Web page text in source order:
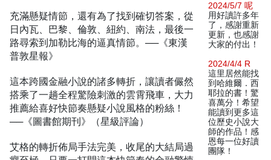
充滿懸疑情節，還有為了找到確切答案，從
日內瓦、巴黎、倫敦、紐約、南法，最後一
路尋索到加勒比海的逼真情節。──《東漢
普敦星報》
這本跨國金融小說的諸多轉折，讓讀者儼然
搭乘了一趟全程驚險刺激的雲霄飛車，大力
推薦給喜好快節奏懸疑小說風格的粉絲！
──《圖書館期刊》（星級評論）
艾格的轉折佈局手法完美，收尾的大結局過
2024/5/7 呢
用好讀許多年
了，感謝重新
更新，也感謝
大家的付出！
2024/4/4 R
這里居然能找
到哈維爾．西
耶拉的書！驚
喜萬分！希望
能讀到更多這
位歷史小說大
師的作品！感
恩每一位好讀
團隊！